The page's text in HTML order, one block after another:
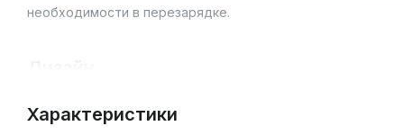
необходимости в перезарядке.
гипоаллергенного силикона. Ремешок легко
Характеристики